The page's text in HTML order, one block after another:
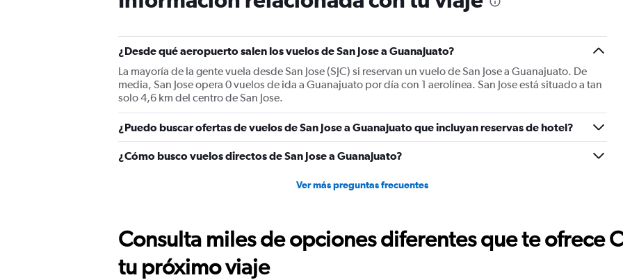
¿Desde qué aeropuerto salen los vuelos de San Jose a Guanajuato?
La mayoría de la gente vuela desde San Jose (SJC) si reservan un vuelo de San Jose a Guanajuato. De
media, San Jose opera 0 vuelos de ida a Guanajuato por día con 1 aerolínea. San Jose está situado a tan
solo 4,6 km del centro de San Jose.
¿Puedo buscar ofertas de vuelos de San Jose a Guanajuato que incluyan reservas de hotel?
¿Cómo busco vuelos directos de San Jose a Guanajuato?
Ver más preguntas frecuentes
Consulta miles de opciones diferentes que te ofrece
tu próximo viaje